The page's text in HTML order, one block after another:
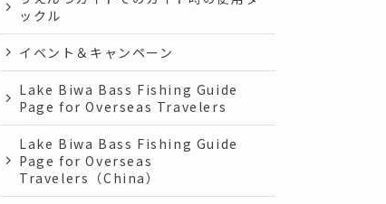
ックル
イベント＆キャンペーン
Lake Biwa Bass Fishing Guide
Page for Overseas Travelers
Lake Biwa Bass Fishing Guide
Page for Overseas
Travelers（China）